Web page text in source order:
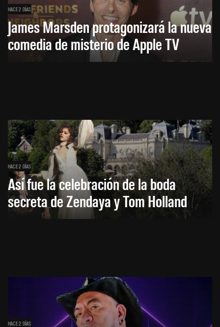
HACE 2 DÍAS
James Marsden protagonizará la nueva
comedia de misterio de Apple TV
HACE 2 DÍAS
Así fue la celebración de la boda
secreta de Zendaya y Tom Holland
HACE 2 DÍAS